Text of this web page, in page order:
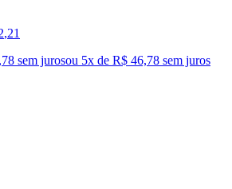
,21
sem jurosou 5x de R$ 46,78 sem juros